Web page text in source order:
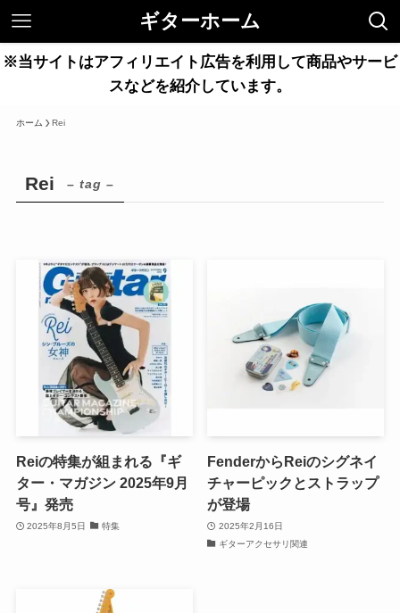
ギターホーム
※当サイトはアフィリエイト広告を利用して商品やサービ
スなどを紹介しています。
ホーム Rei
Rei – tag –
Reiの特集が組まれる『ギ
ター・マガジン 2025年9月
号』発売
2025年8月5日 特集
FenderからReiのシグネイ
チャーピックとストラップ
が登場
2025年2月16日
ギターアクセサリ関連